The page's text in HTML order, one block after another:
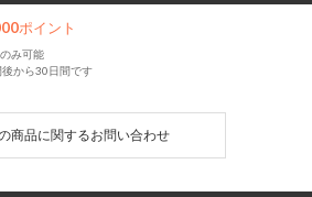
ポイント
み可能
から30日間です
商品に関するお問い合わせ